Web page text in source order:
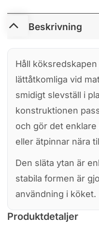
Beskrivning
Håll
lättåtkomliga vid
smidigt slevställ i
konstruktionen
och gör det
eller ätpinnar nära
Den släta ytan är
stabila formen är
användning i köket.
Produktdetaljer